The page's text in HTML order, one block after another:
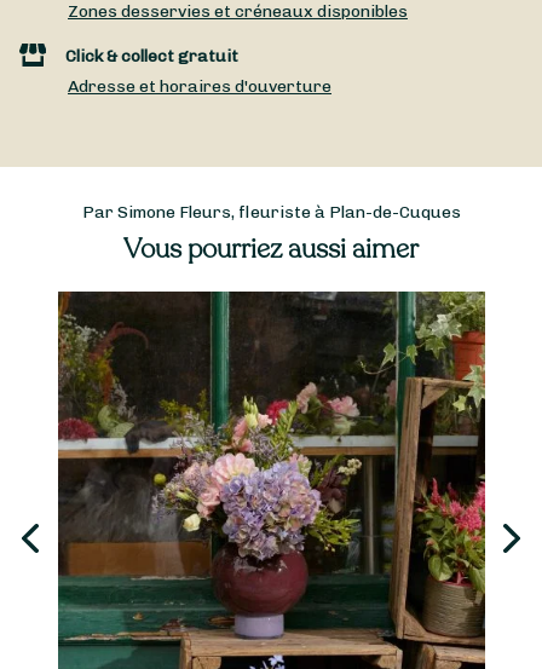
Zones desservies et créneaux disponibles
Click & collect gratuit
Adresse et horaires d'ouverture
Par Simone Fleurs, fleuriste à Plan-de-Cuques
Vous pourriez aussi aimer